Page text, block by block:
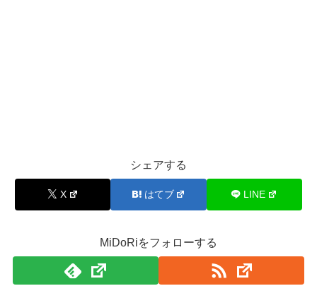
シェアする
X はてブ LINE
MiDoRiをフォローする